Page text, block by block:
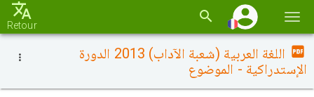
la
Retour
اللغة العربية (شعبة الآداب) 2013 الدورة
الإستدراكية - الموضوع